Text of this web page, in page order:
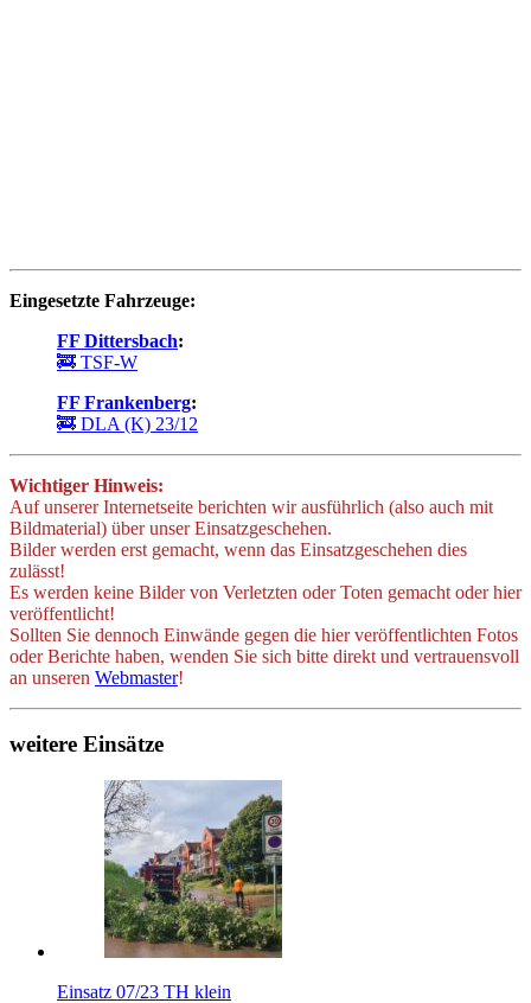
Eingesetzte Fahrzeuge:
FF Dittersbach:
🚒 TSF-W
FF Frankenberg:
🚒 DLA (K) 23/12
Wichtiger Hinweis:
Auf unserer Internetseite berichten wir ausführlich (also auch mit
Bildmaterial) über unser Einsatzgeschehen.
Bilder werden erst gemacht, wenn das Einsatzgeschehen dies
zulässt!
Es werden keine Bilder von Verletzten oder Toten gemacht oder hier
veröffentlicht!
Sollten Sie dennoch Einwände gegen die hier veröffentlichten Fotos
oder Berichte haben, wenden Sie sich bitte direkt und vertrauensvoll
an unseren Webmaster!
weitere Einsätze
Einsatz 07/23 TH klein